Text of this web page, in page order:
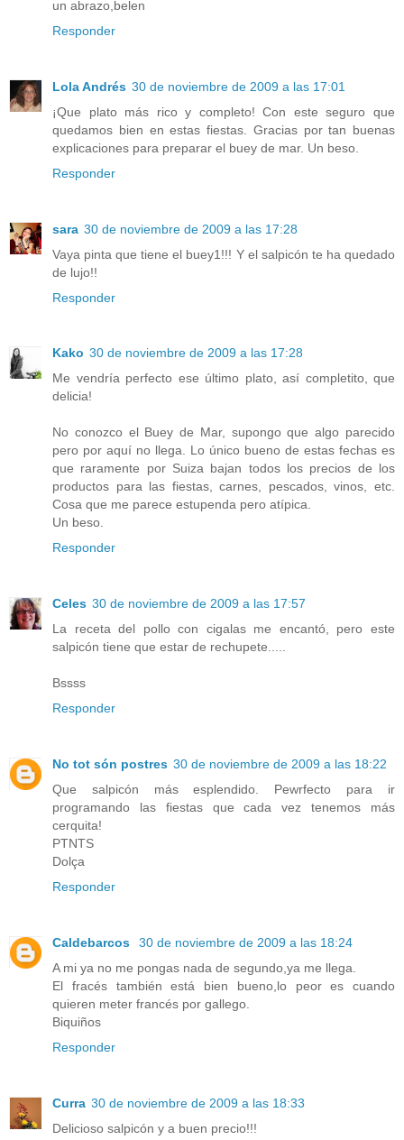
un abrazo,belen
Responder
Lola Andrés 30 de noviembre de 2009 a las 17:01
¡Que plato más rico y completo! Con este seguro que
quedamos bien en estas fiestas. Gracias por tan buenas
explicaciones para preparar el buey de mar. Un beso.
Responder
sara 30 de noviembre de 2009 a las 17:28
Vaya pinta que tiene el buey1!!! Y el salpicón te ha quedado
de lujo!!
Responder
Kako 30 de noviembre de 2009 a las 17:28
Me vendría perfecto ese último plato, así completito, que
delicia!
No conozco el Buey de Mar, supongo que algo parecido
pero por aquí no llega. Lo único bueno de estas fechas es
que raramente por Suiza bajan todos los precios de los
productos para las fiestas, carnes, pescados, vinos, etc.
Cosa que me parece estupenda pero atípica.
Un beso.
Responder
Celes 30 de noviembre de 2009 a las 17:57
La receta del pollo con cigalas me encantó, pero este
salpicón tiene que estar de rechupete.....
Bssss
Responder
No tot són postres 30 de noviembre de 2009 a las 18:22
Que salpicón más esplendido. Pewrfecto para ir
programando las fiestas que cada vez tenemos más
cerquita!
PTNTS
Dolça
Responder
Caldebarcos
30 de noviembre de 2009 a las 18:24
A mi ya no me pongas nada de segundo,ya me llega.
El fracés también está bien bueno,lo peor es cuando
quieren meter francés por gallego.
Biquiños
Responder
Curra 30 de noviembre de 2009 a las 18:33
Delicioso salpicón y a buen precio!!!